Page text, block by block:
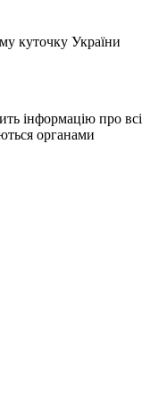
куточку України
інформацію про всі
органами